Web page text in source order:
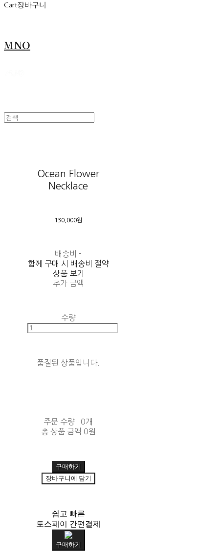
Cart장바구니
MNO
Ocean Flower
Necklace
130,000원
배송비 -
함께 구매 시 배송비 절약
상품 보기
추가 금액
수량
품절된 상품입니다.
주문 수량
0개
총 상품 금액 0원
구매하기
장바구니에 담기
쉽고 빠른
토스페이 간편결제
구매하기